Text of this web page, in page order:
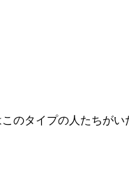
のタイプの人たちがい